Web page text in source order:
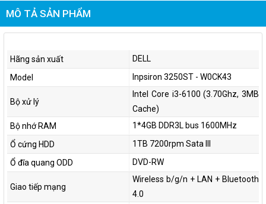
MÔ TẢ SẢN PHẨM
Hãng sản xuất
DELL
Model
Inpsiron 3250ST - W0CK43
Bộ xử lý
Intel Core i3-6100 (3.70Ghz, 3MB
Cache)
Bộ nhớ RAM
1*4GB DDR3L bus 1600MHz
Ổ cứng HDD
1TB 7200rpm Sata III
Ổ đĩa quang ODD
DVD-RW
Giao tiếp mạng
Wireless b/g/n + LAN + Bluetooth
4.0